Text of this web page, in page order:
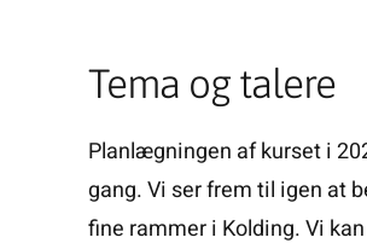
Tema og talere
Planlægningen af kurset i
gang. Vi ser frem til igen at
fine rammer i Kolding. Vi